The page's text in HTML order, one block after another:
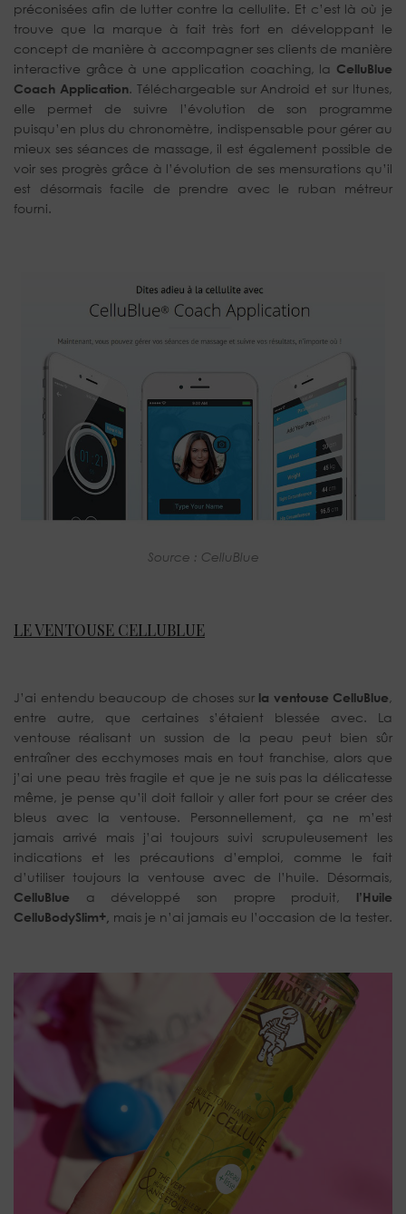
préconisées afin de lutter contre la cellulite. Et c’est là où je
trouve que la marque à fait très fort en développant le
concept de manière à accompagner ses clients de manière
interactive grâce à une application coaching, la CelluBlue
Coach Application. Téléchargeable sur Android et sur Itunes,
elle permet de suivre l’évolution de son programme
puisqu’en plus du chronomètre, indispensable pour gérer au
mieux ses séances de massage, il est également possible de
voir ses progrès grâce à l’évolution de ses mensurations qu’il
est désormais facile de prendre avec le ruban métreur
fourni.
Source : CelluBlue
LE VENTOUSE CELLUBLUE
J’ai entendu beaucoup de choses sur la ventouse CelluBlue,
entre autre, que certaines s’étaient blessée avec. La
ventouse réalisant un sussion de la peau peut bien sûr
entraîner des ecchymoses mais en tout franchise, alors que
j’ai une peau très fragile et que je ne suis pas la délicatesse
même, je pense qu’il doit falloir y aller fort pour se créer des
bleus avec la ventouse. Personnellement, ça ne m’est
jamais arrivé mais j’ai toujours suivi scrupuleusement les
indications et les précautions d’emploi, comme le fait
d’utiliser toujours la ventouse avec de l’huile. Désormais,
CelluBlue a développé son propre produit, l’Huile
CelluBodySlim+, mais je n’ai jamais eu l’occasion de la tester.